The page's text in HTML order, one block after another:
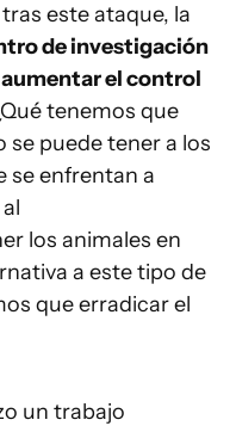
este ataque, la
de investigación
el control
tenemos que
se puede tener a los
se enfrentan a
los animales en
a este tipo de
que erradicar el
un trabajo